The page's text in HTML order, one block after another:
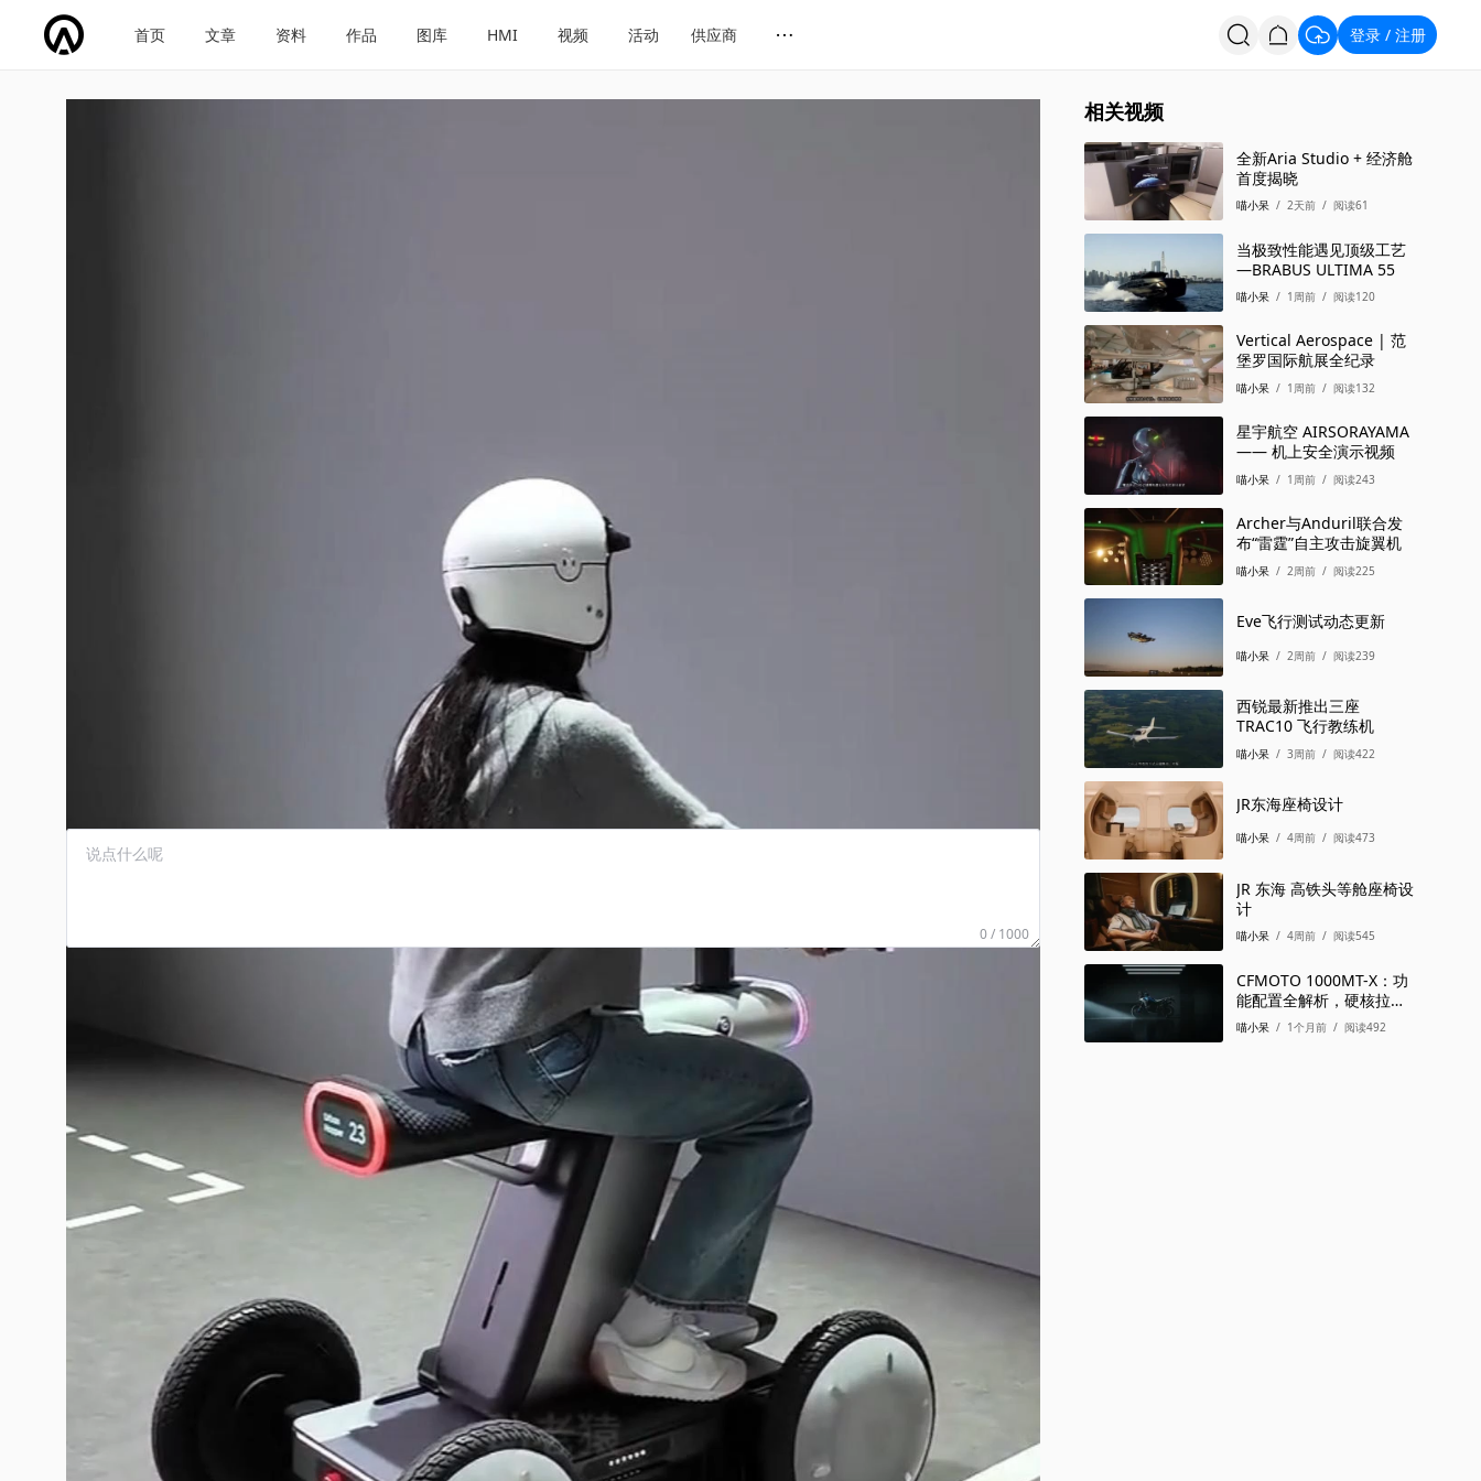
首页 文章 资料 作品 图库 HMI 视频 活动 供应商 登录 / 注册
四足骑乘机器人走进现实，老年人出行新体验
阅读4766 / 转载
0 / 1000
相关视频
全新Aria Studio + 经济舱
首度揭晓
喵小呆 / 2天前 / 阅读61
当极致性能遇见顶级工艺
—BRABUS ULTIMA 55
喵小呆 / 1周前 / 阅读120
Vertical Aerospace | 范
堡罗国际航展全纪录
喵小呆 / 1周前 / 阅读132
星宇航空 AIRSORAYAMA
—— 机上安全演示视频
喵小呆 / 1周前 / 阅读243
Archer与Anduril联合发
布“雷霆”自主攻击旋翼机
喵小呆 / 2周前 / 阅读225
Eve飞行测试动态更新
喵小呆 / 2周前 / 阅读239
西锐最新推出三座
TRAC10 飞行教练机
喵小呆 / 3周前 / 阅读422
JR东海座椅设计
喵小呆 / 4周前 / 阅读473
JR 东海 高铁头等舱座椅设
计
喵小呆 / 4周前 / 阅读545
CFMOTO 1000MT-X：功
能配置全解析，硬核拉力
该有的样子
喵小呆 / 1个月前 / 阅读492